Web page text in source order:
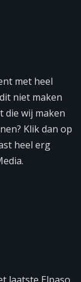
met heel
niet maken
die wij maken
Klik dan op
heel erg